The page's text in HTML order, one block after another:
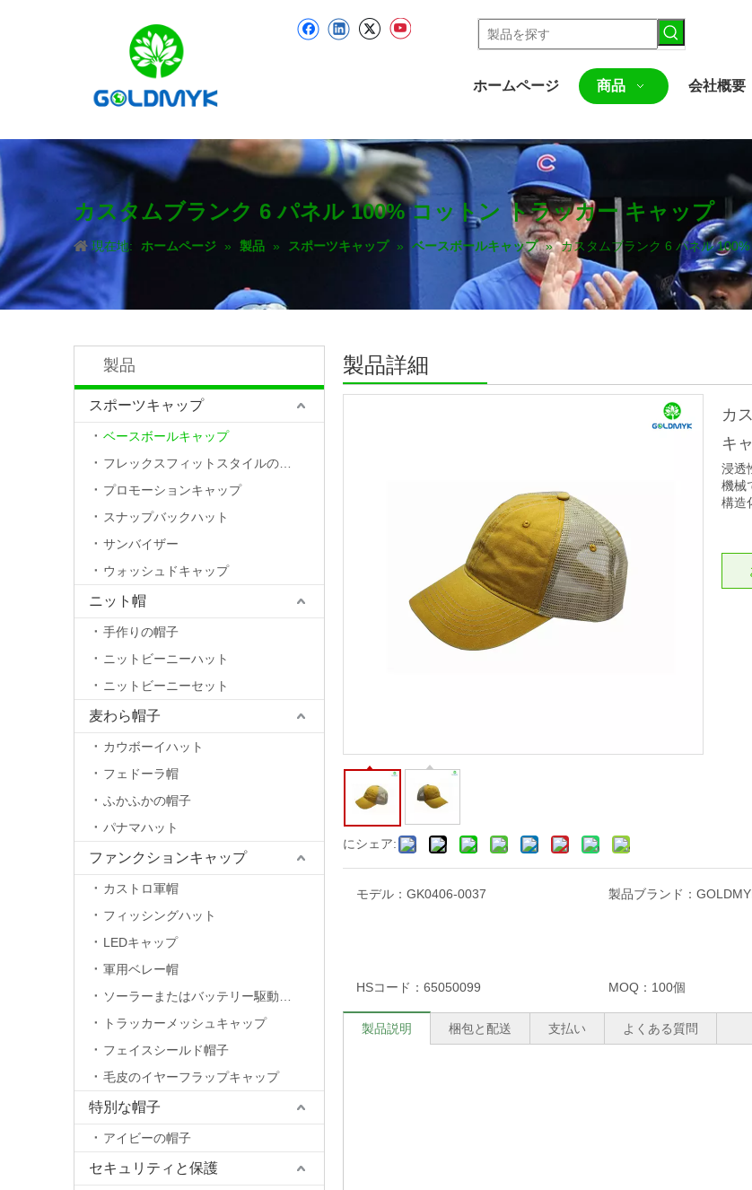
ホームページ 商品 会社概要
カスタムブランク 6 パネル 100% コットン トラッカー キャップ
現在地: ホームページ » 製品 » スポーツキャップ » ベースボールキャップ » カスタムブランク 6 パネル
製品
スポーツキャップ
ベースボールキャップ
プロモーションキャップ
スナップバックハット
サンバイザー
ウォッシュドキャップ
ニット帽
手作りの帽子
ニットビーニーハット
ニットビーニーセット
麦わら帽子
カウボーイハット
フェドーラ帽
ふかふかの帽子
パナマハット
ファンクションキャップ
カストロ軍帽
フィッシングハット
LEDキャップ
軍用ベレー帽
トラッカーメッシュキャップ
フェイスシールド帽子
毛皮のイヤーフラップキャップ
特別な帽子
アイビーの帽子
セキュリティと保護
製品詳細
にシェア:
カ
キ
浸透
機械
構造
モデル： GK0406-0037 製品ブランド：
HSコード： 65050099 MOQ： 100個
製品説明 梱包と配送 支払い よくある質問